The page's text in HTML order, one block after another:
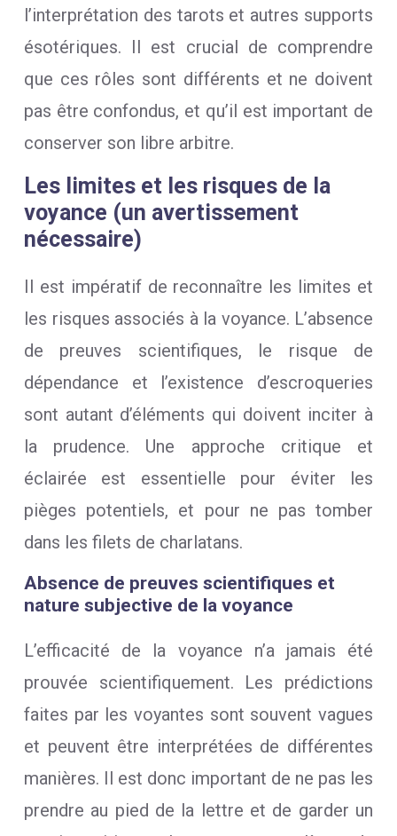
l’interprétation des tarots et autres supports
ésotériques. Il est crucial de comprendre
que ces rôles sont différents et ne doivent
pas être confondus, et qu’il est important de
conserver son libre arbitre.
Les limites et les risques de la
voyance (un avertissement
nécessaire)
Il est impératif de reconnaître les limites et
les risques associés à la voyance. L’absence
de preuves scientifiques, le risque de
dépendance et l’existence d’escroqueries
sont autant d’éléments qui doivent inciter à
la prudence. Une approche critique et
éclairée est essentielle pour éviter les
pièges potentiels, et pour ne pas tomber
dans les filets de charlatans.
Absence de preuves scientifiques et
nature subjective de la voyance
L’efficacité de la voyance n’a jamais été
prouvée scientifiquement. Les prédictions
faites par les voyantes sont souvent vagues
et peuvent être interprétées de différentes
manières. Il est donc important de ne pas les
prendre au pied de la lettre et de garder un